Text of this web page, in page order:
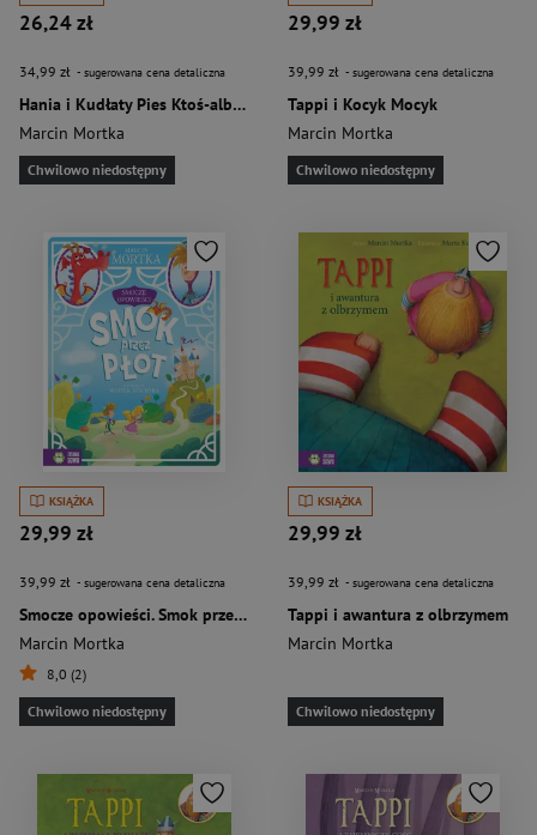
26,24 zł
34,99 zł - sugerowana cena detaliczna
Hania i Kudłaty Pies Ktoś-albo-Coś
Marcin Mortka
Chwilowo niedostępny
29,99 zł
39,99 zł - sugerowana cena detaliczna
Tappi i Kocyk Mocyk
Marcin Mortka
Chwilowo niedostępny
KSIĄŻKA
29,99 zł
39,99 zł - sugerowana cena detaliczna
Smocze opowieści. Smok przez płot
Marcin Mortka
8,0 (2)
Chwilowo niedostępny
KSIĄŻKA
29,99 zł
39,99 zł - sugerowana cena detaliczna
Tappi i awantura z olbrzymem
Marcin Mortka
Chwilowo niedostępny